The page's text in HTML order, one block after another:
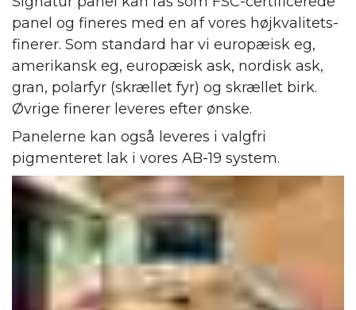
panel og fineres med en af vores højkvalitets-
finerer. Som standard har vi europæisk eg,
amerikansk eg, europæisk ask, nordisk ask,
gran, polarfyr (skrællet fyr) og skrællet birk.
Øvrige finerer leveres efter ønske.
Panelerne kan også leveres i valgfri
pigmenteret lak i vores AB-19 system.